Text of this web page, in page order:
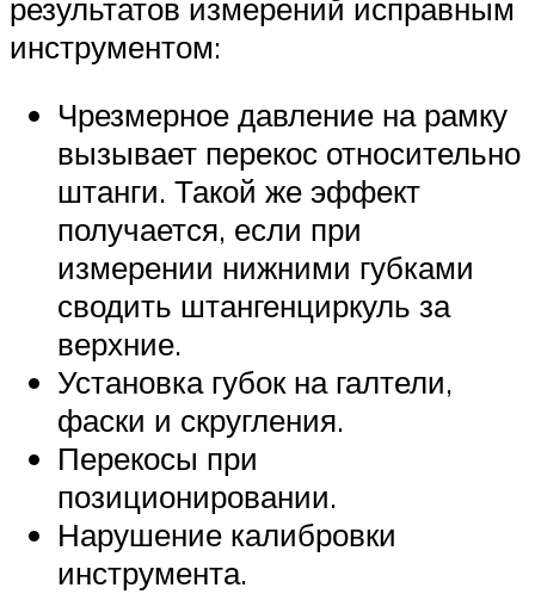
результатов измерений исправным
инструментом:
Чрезмерное давление на рамку
вызывает перекос относительно
штанги. Такой же эффект
получается, если при
измерении нижними губками
сводить штангенциркуль за
верхние.
Установка губок на галтели,
фаски и скругления.
Перекосы при
позиционировании.
Нарушение калибровки
инструмента.